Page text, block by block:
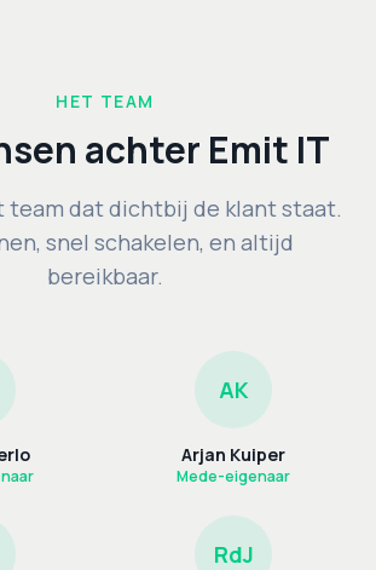
HET TEAM
achter Emit IT
team dat dichtbij de klant staat.
snel schakelen, en altijd
bereikbaar.
AK
Arjan Kuiper
Mede-eigenaar
RdJ